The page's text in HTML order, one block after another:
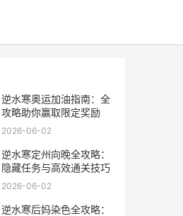
逆水寒奥运加油指南：全
攻略助你赢取限定奖励
2026-06-02
逆水寒定州向晚全攻略：
隐藏任务与高效通关技巧
2026-06-02
逆水寒后妈染色全攻略：